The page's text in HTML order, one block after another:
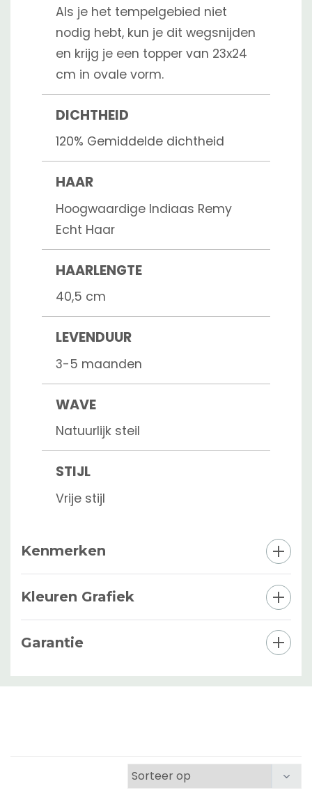
Als je het tempelgebied niet
nodig hebt, kun je dit wegsnijden
en krijg je een topper van 23x24
cm in ovale vorm.
DICHTHEID
120% Gemiddelde dichtheid
HAAR
Hoogwaardige Indiaas Remy
Echt Haar
HAARLENGTE
40,5 cm
LEVENDUUR
3-5 maanden
WAVE
Natuurlijk steil
STIJL
Vrije stijl
Kenmerken
Kleuren Grafiek
Garantie